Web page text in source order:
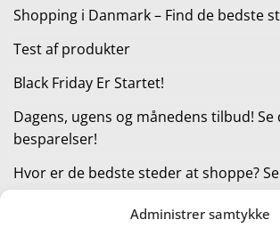
Administrer samtykke
Shopping i Danmark – Find de bedste
Test af produkter
Black Friday Er Startet!
Dagens, ugens og månedens tilbud! Se
besparelser!
Hvor er de bedste steder at shoppe?